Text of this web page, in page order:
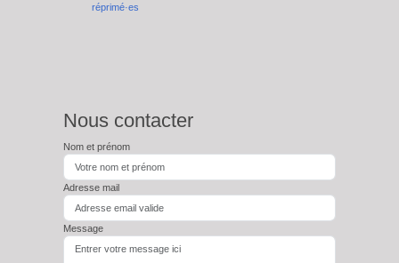
réprimé·es
Nous contacter
Nom et prénom
Adresse mail
Message